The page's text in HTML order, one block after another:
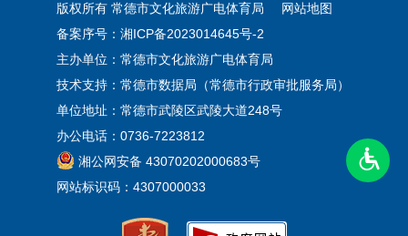
版权所有 常德市文化旅游广电体育局
网站地图
备案序号：湘ICP备2023014645号-2
主办单位：常德市文化旅游广电体育局
技术支持：常德市数据局（常德市行政审批服务局）
单位地址：常德市武陵区武陵大道248号
办公电话：0736-7223812
湘公网安备 43070202000683号
网站标识码：4307000033